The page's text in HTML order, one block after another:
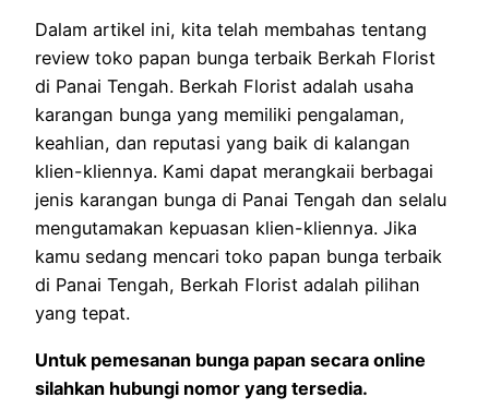
Dalam artikel ini, kita telah membahas tentang
review toko papan bunga terbaik Berkah Florist
di Panai Tengah. Berkah Florist adalah usaha
karangan bunga yang memiliki pengalaman,
keahlian, dan reputasi yang baik di kalangan
klien-kliennya. Kami dapat merangkaii berbagai
jenis karangan bunga di Panai Tengah dan selalu
mengutamakan kepuasan klien-kliennya. Jika
kamu sedang mencari toko papan bunga terbaik
di Panai Tengah, Berkah Florist adalah pilihan
yang tepat.
Untuk pemesanan bunga papan secara online
silahkan hubungi nomor yang tersedia.